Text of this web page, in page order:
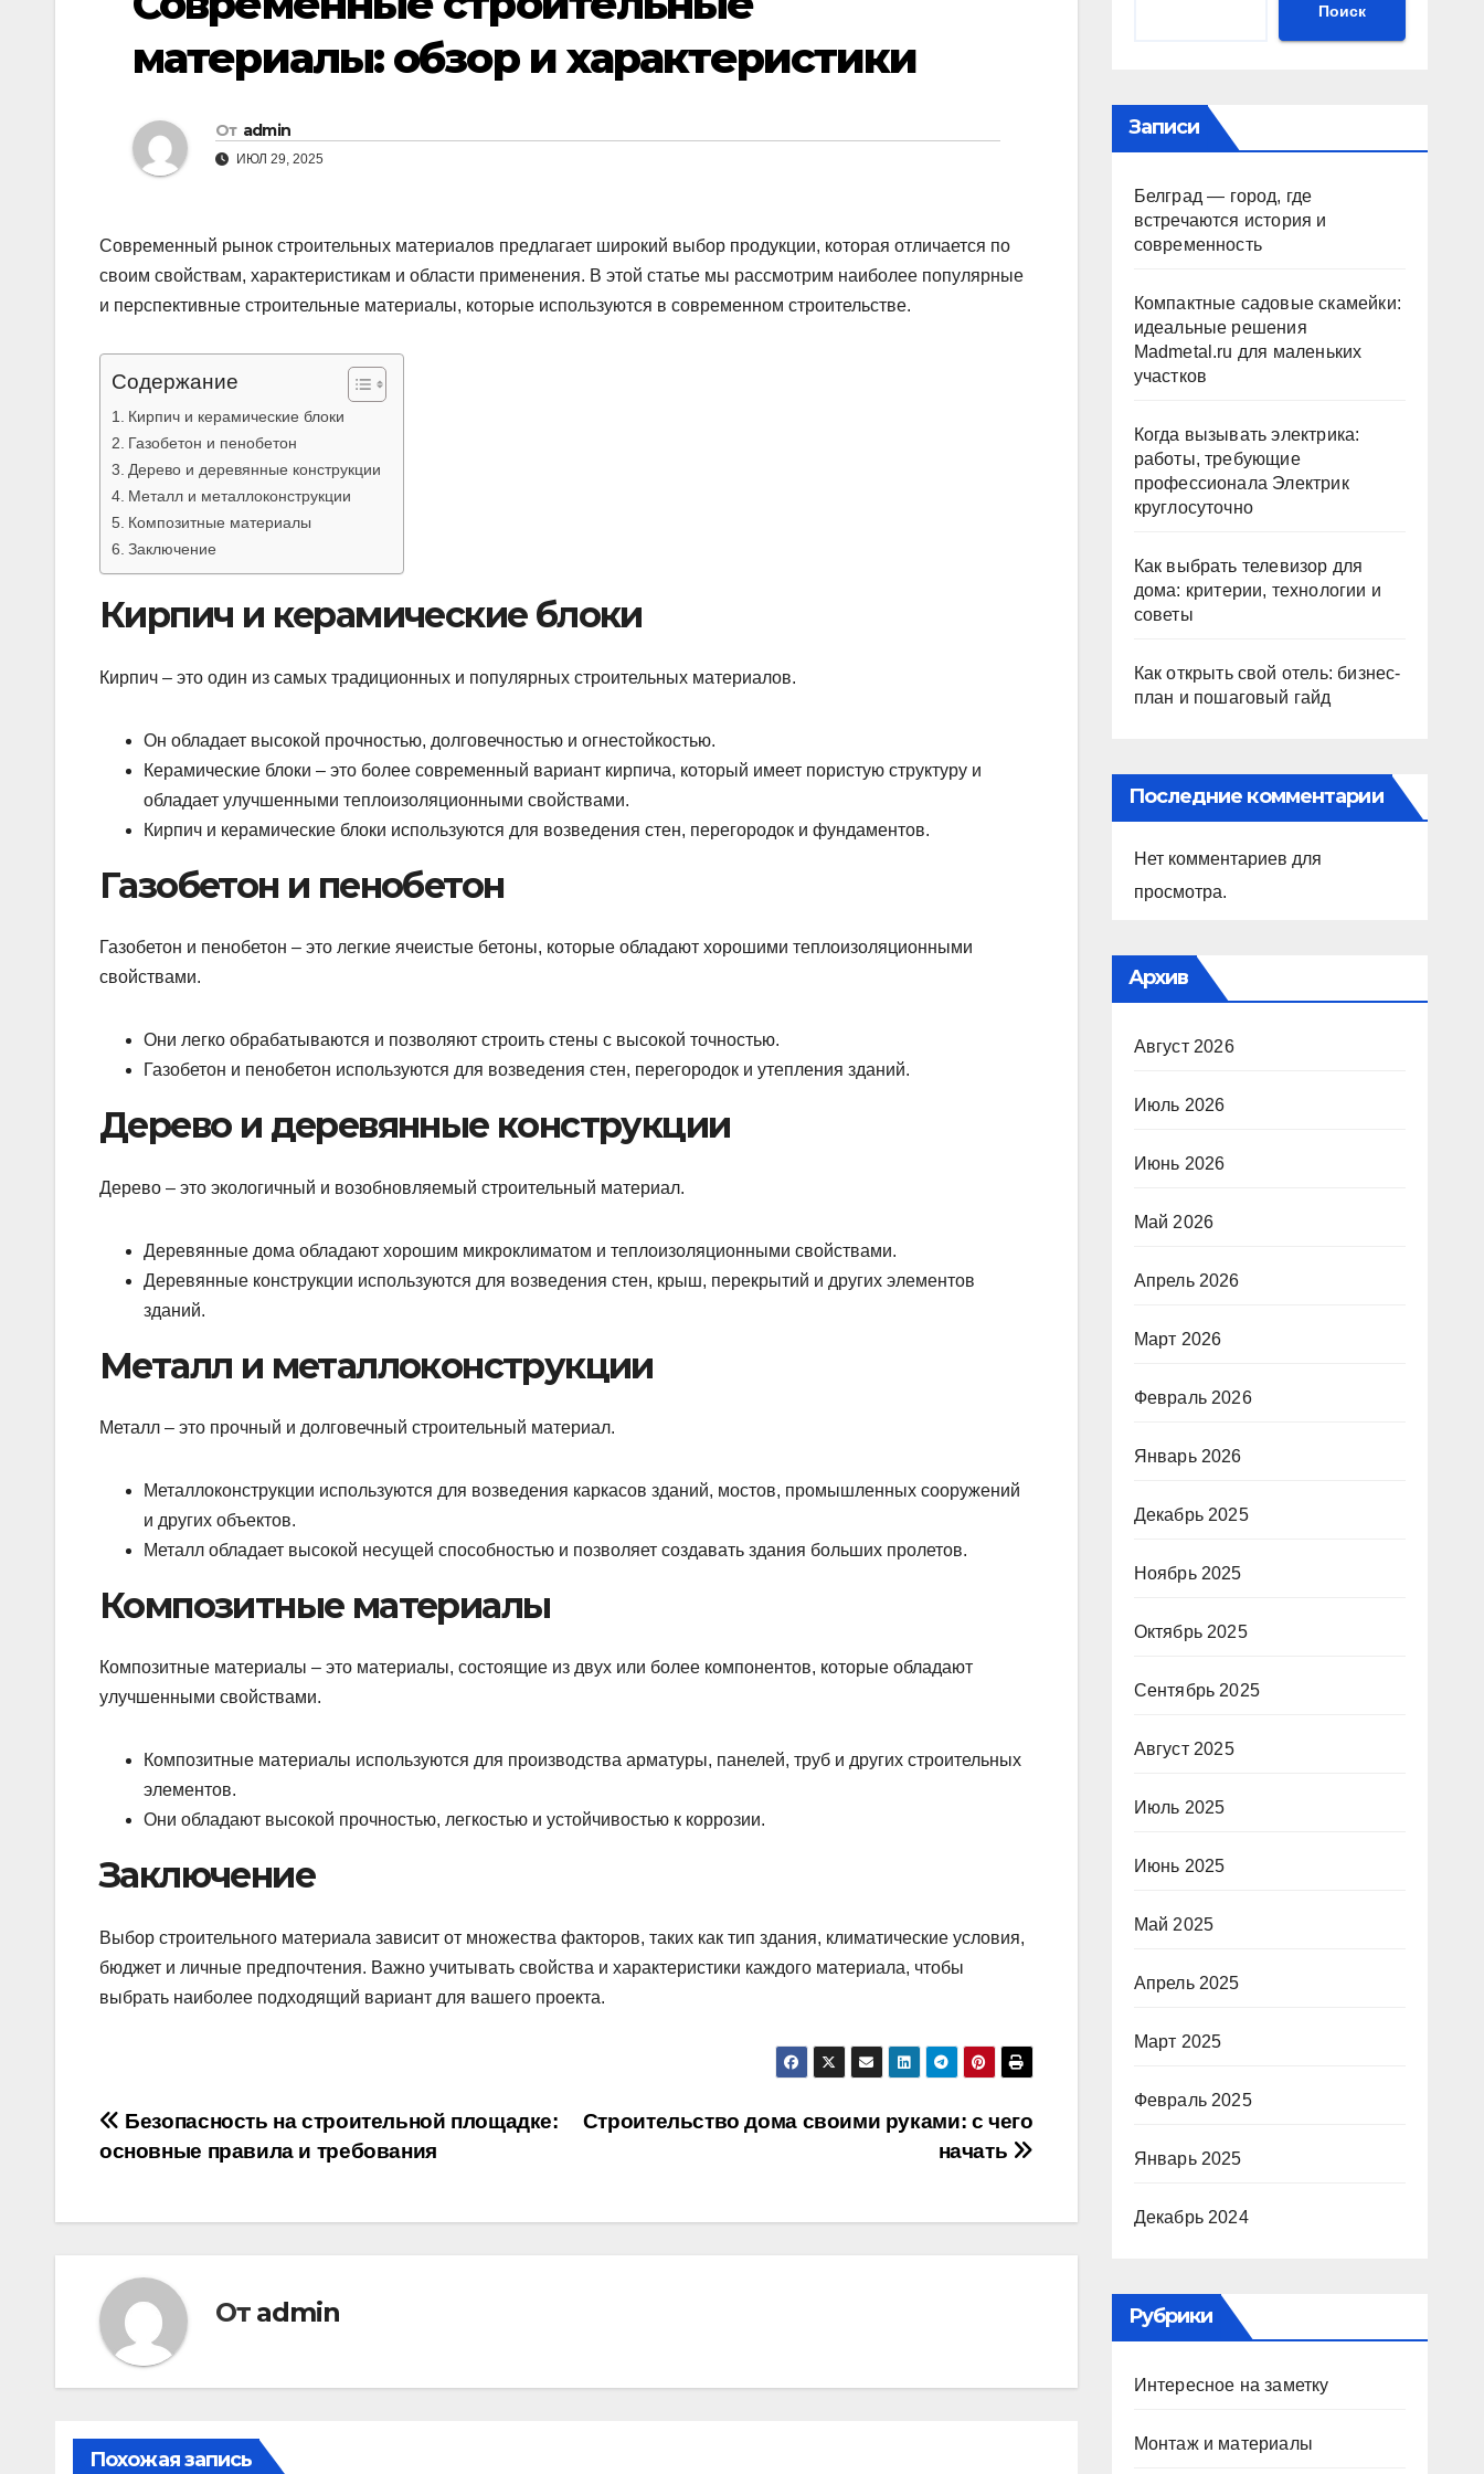
материалы: обзор и характеристики
От admin
ИЮЛ 29, 2025
Современный рынок строительных материалов предлагает широкий выбор продукции, которая отличается по
своим свойствам, характеристикам и области применения. В этой статье мы рассмотрим наиболее популярные
и перспективные строительные материалы, которые используются в современном строительстве.
Содержание
Кирпич и керамические блоки
Газобетон и пенобетон
Дерево и деревянные конструкции
Металл и металлоконструкции
Композитные материалы
Заключение
Кирпич и керамические блоки
Кирпич – это один из самых традиционных и популярных строительных материалов.
Он обладает высокой прочностью, долговечностью и огнестойкостью.
Керамические блоки – это более современный вариант кирпича, который имеет пористую структуру и
обладает улучшенными теплоизоляционными свойствами.
Кирпич и керамические блоки используются для возведения стен, перегородок и фундаментов.
Газобетон и пенобетон
Газобетон и пенобетон – это легкие ячеистые бетоны, которые обладают хорошими теплоизоляционными
свойствами.
Они легко обрабатываются и позволяют строить стены с высокой точностью.
Газобетон и пенобетон используются для возведения стен, перегородок и утепления зданий.
Дерево и деревянные конструкции
Дерево – это экологичный и возобновляемый строительный материал.
Деревянные дома обладают хорошим микроклиматом и теплоизоляционными свойствами.
Деревянные конструкции используются для возведения стен, крыш, перекрытий и других элементов
зданий.
Металл и металлоконструкции
Металл – это прочный и долговечный строительный материал.
Металлоконструкции используются для возведения каркасов зданий, мостов, промышленных сооружений
и других объектов.
Металл обладает высокой несущей способностью и позволяет создавать здания больших пролетов.
Композитные материалы
Композитные материалы – это материалы, состоящие из двух или более компонентов, которые обладают
улучшенными свойствами.
Композитные материалы используются для производства арматуры, панелей, труб и других строительных
элементов.
Они обладают высокой прочностью, легкостью и устойчивостью к коррозии.
Заключение
Выбор строительного материала зависит от множества факторов, таких как тип здания, климатические условия,
бюджет и личные предпочтения. Важно учитывать свойства и характеристики каждого материала, чтобы
выбрать наиболее подходящий вариант для вашего проекта.
Навигация
записям
Строительство дома своими руками: с чего
начать
Безопасность на строительной площадке:
основные правила и требования
От admin
Похожая запись
Поиск
Записи
Белград — город, где
встречаются история и
современность
Компактные садовые скамейки:
идеальные решения
Madmetal.ru для маленьких
участков
Когда вызывать электрика:
работы, требующие
профессионала Электрик
круглосуточно
Как выбрать телевизор для
дома: критерии, технологии и
советы
Как открыть свой отель: бизнес-
план и пошаговый гайд
Последние комментарии
Нет комментариев для
просмотра.
Архив
Август 2026
Июль 2026
Июнь 2026
Май 2026
Апрель 2026
Март 2026
Февраль 2026
Январь 2026
Декабрь 2025
Ноябрь 2025
Октябрь 2025
Сентябрь 2025
Август 2025
Июль 2025
Июнь 2025
Май 2025
Апрель 2025
Март 2025
Февраль 2025
Январь 2025
Декабрь 2024
Рубрики
Интересное на заметку
Монтаж и материалы